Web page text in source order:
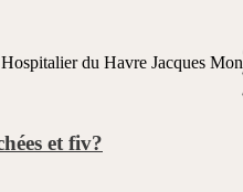
du Havre Jacques
et fiv?